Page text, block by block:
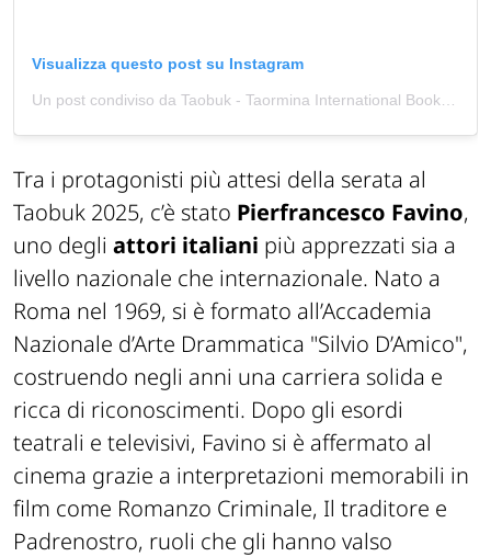
Visualizza questo post su Instagram
Tra i protagonisti più attesi della serata al
Taobuk 2025, c’è stato Pierfrancesco Favino,
uno degli attori italiani più apprezzati sia a
livello nazionale che internazionale. Nato a
Roma nel 1969, si è formato all’Accademia
Nazionale d’Arte Drammatica "Silvio D’Amico",
costruendo negli anni una carriera solida e
ricca di riconoscimenti. Dopo gli esordi
teatrali e televisivi, Favino si è affermato al
cinema grazie a interpretazioni memorabili in
film come Romanzo Criminale, Il traditore e
Padrenostro, ruoli che gli hanno valso